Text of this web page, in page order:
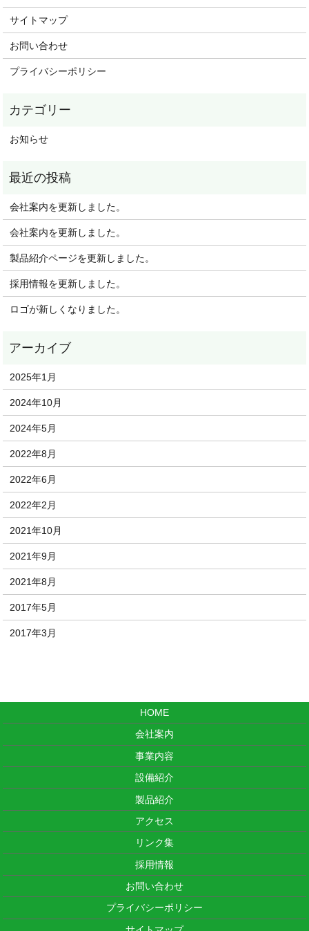
サイトマップ
お問い合わせ
プライバシーポリシー
お知らせ
会社案内を更新しました。
会社案内を更新しました。
製品紹介ページを更新しました。
採用情報を更新しました。
ロゴが新しくなりました。
2025年1月
2024年10月
2024年5月
2022年8月
2022年6月
2022年2月
2021年10月
2021年9月
2021年8月
2017年5月
2017年3月
HOME
会社案内
事業内容
設備紹介
製品紹介
アクセス
リンク集
採用情報
お問い合わせ
プライバシーポリシー